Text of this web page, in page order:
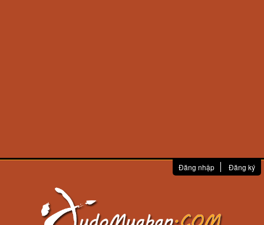
Đăng nhập Đăng ký